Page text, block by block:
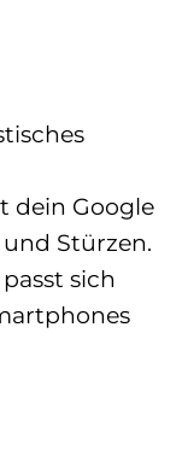
dein Google
Stürzen.
sich